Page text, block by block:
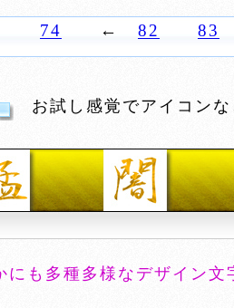
74 ← 82 83
お試し感覚でアイコンな
にも多種多様なデザイン文